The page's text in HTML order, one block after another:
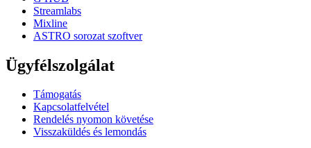
Streamlabs
Mixline
ASTRO sorozat szoftver
Ügyfélszolgálat
Támogatás
Kapcsolatfelvétel
Rendelés nyomon követése
Visszaküldés és lemondás